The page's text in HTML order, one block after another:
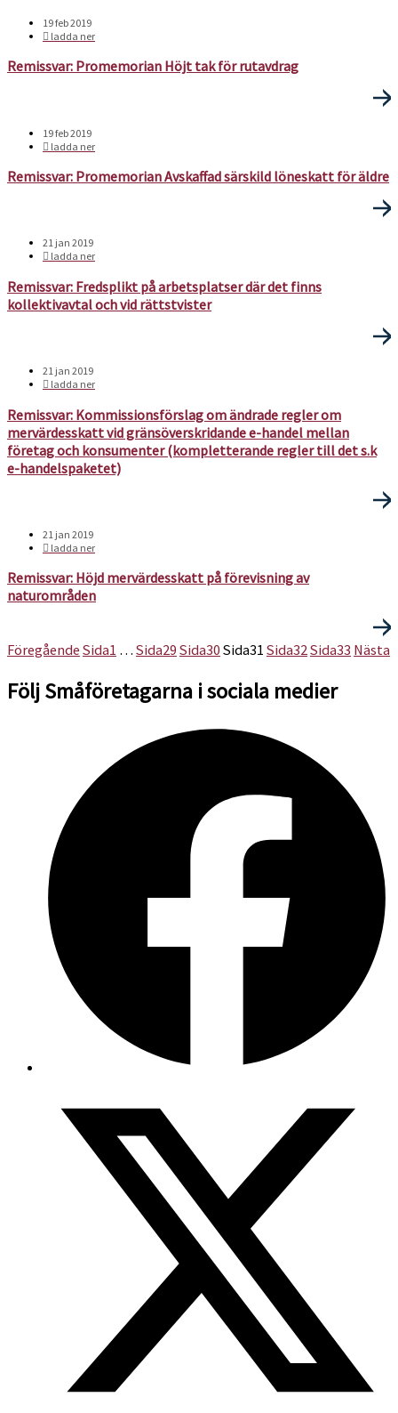
19 feb 2019
ladda ner
Remissvar: Promemorian Höjt tak för rutavdrag
19 feb 2019
ladda ner
Remissvar: Promemorian Avskaffad särskild löneskatt för äldre
21 jan 2019
ladda ner
Remissvar: Fredsplikt på arbetsplatser där det finns
kollektivavtal och vid rättstvister
21 jan 2019
ladda ner
Remissvar: Kommissionsförslag om ändrade regler om
mervärdesskatt vid gränsöverskridande e-handel mellan
företag och konsumenter (kompletterande regler till det s.k
e-handelspaketet)
21 jan 2019
ladda ner
Remissvar: Höjd mervärdesskatt på förevisning av
naturområden
Föregående Sida1 … Sida29 Sida30 Sida31 Sida32Sida33 Nästa
Följ Småföretagarna i sociala medier